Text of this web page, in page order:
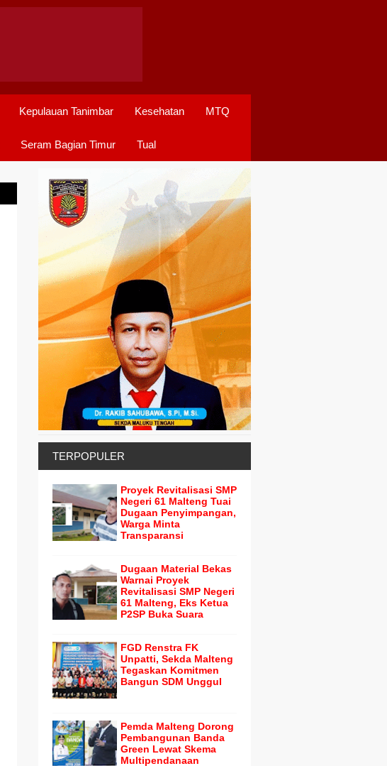
Kepulauan Tanimbar Kesehatan MTQ
Seram Bagian Timur Tual
TERPOPULER
Proyek Revitalisasi SMP
Negeri 61 Malteng Tuai
Dugaan Penyimpangan,
Warga Minta
Transparansi
Dugaan Material Bekas
Warnai Proyek
Revitalisasi SMP Negeri
61 Malteng, Eks Ketua
P2SP Buka Suara
FGD Renstra FK
Unpatti, Sekda Malteng
Tegaskan Komitmen
Bangun SDM Unggul
Pemda Malteng Dorong
Pembangunan Banda
Green Lewat Skema
Multipendanaan